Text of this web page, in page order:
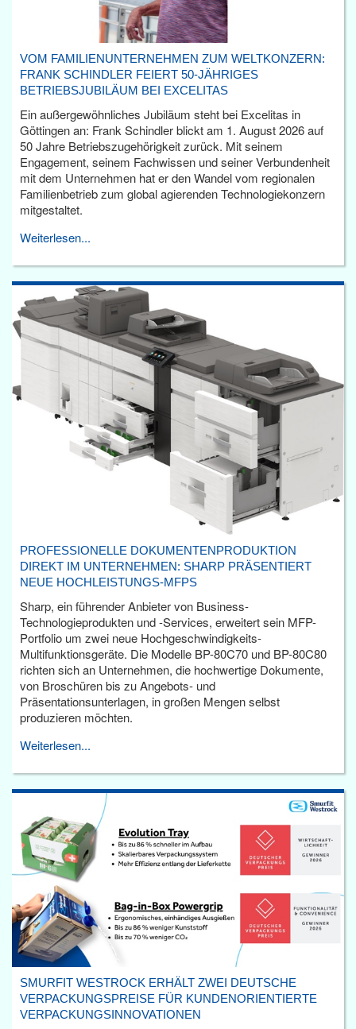
VOM FAMILIENUNTERNEHMEN ZUM WELTKONZERN:
FRANK SCHINDLER FEIERT 50-JÄHRIGES
BETRIEBSJUBILÄUM BEI EXCELITAS
Ein außergewöhnliches Jubiläum steht bei Excelitas in
Göttingen an: Frank Schindler blickt am 1. August 2026 auf
50 Jahre Betriebszugehörigkeit zurück. Mit seinem
Engagement, seinem Fachwissen und seiner Verbundenheit
mit dem Unternehmen hat er den Wandel vom regionalen
Familienbetrieb zum global agierenden Technologiekonzern
mitgestaltet.
Weiterlesen...
PROFESSIONELLE DOKUMENTENPRODUKTION
DIREKT IM UNTERNEHMEN: SHARP PRÄSENTIERT
NEUE HOCHLEISTUNGS-MFPS
Sharp, ein führender Anbieter von Business-
Technologieprodukten und -Services, erweitert sein MFP-
Portfolio um zwei neue Hochgeschwindigkeits-
Multifunktionsgeräte. Die Modelle BP-80C70 und BP-80C80
richten sich an Unternehmen, die hochwertige Dokumente,
von Broschüren bis zu Angebots- und
Präsentationsunterlagen, in großen Mengen selbst
produzieren möchten.
Weiterlesen...
SMURFIT WESTROCK ERHÄLT ZWEI DEUTSCHE
VERPACKUNGSPREISE FÜR KUNDENORIENTIERTE
VERPACKUNGSINNOVATIONEN